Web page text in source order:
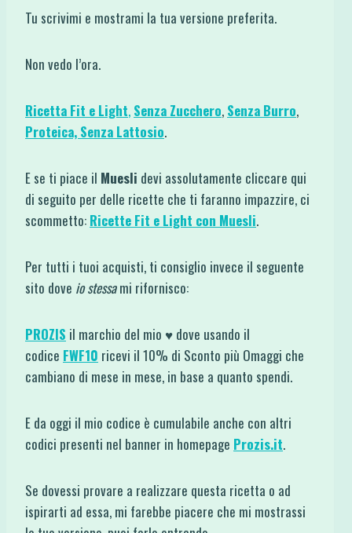
Tu scrivimi e mostrami la tua versione preferita.
Non vedo l’ora.
Ricetta Fit e Light, Senza Zucchero, Senza Burro,
Proteica, Senza Lattosio.
E se ti piace il Muesli devi assolutamente cliccare qui
di seguito per delle ricette che ti faranno impazzire, ci
scommetto: Ricette Fit e Light con Muesli.
Per tutti i tuoi acquisti, ti consiglio invece il seguente
sito dove io stessami rifornisco:
PROZIS il marchio del mio ♥ dove usando il
codice FWF10 ricevi il 10% di Sconto più Omaggi che
cambiano di mese in mese, in base a quanto spendi.
E da oggi il mio codice è cumulabile anche con altri
codici presenti nel banner in homepage Prozis.it.
Se dovessi provare a realizzare questa ricetta o ad
ispirarti ad essa, mi farebbe piacere che mi mostrassi